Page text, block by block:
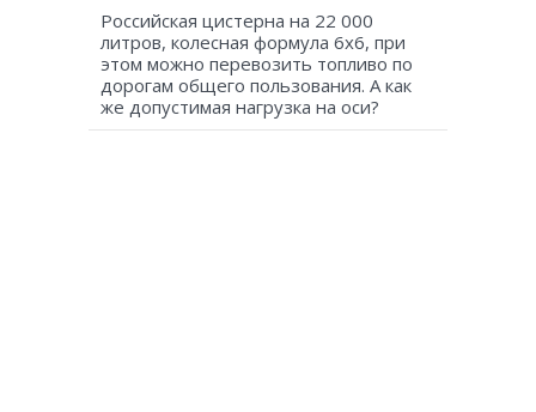
Российская цистерна на 22 000
литров, колесная формула 6х6, при
этом можно перевозить топливо по
дорогам общего пользования. А как
же допустимая нагрузка на оси?